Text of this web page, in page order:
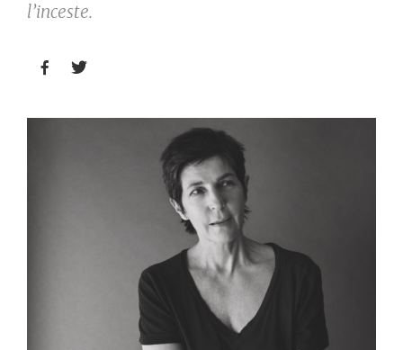
l’inceste.
 